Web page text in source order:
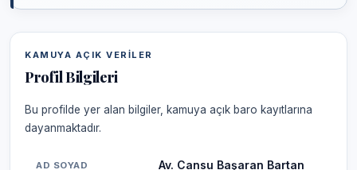
KAMUYA AÇIK VERILER
Profil Bilgileri
Bu profilde yer alan bilgiler, kamuya açık baro kayıtlarına
dayanmaktadır.
AD SOYAD Av. Cansu Başaran Bartan